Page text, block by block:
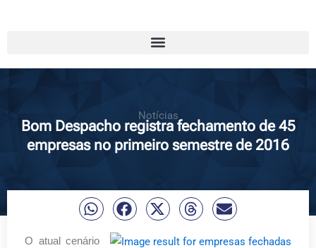
Notícias
Bom Despacho registra fechamento de 45
empresas no primeiro semestre de 2016
O atual cenário